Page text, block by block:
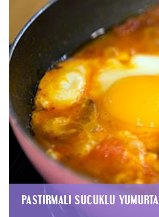
PASTIRMALI SUCUKLU YUMURTA